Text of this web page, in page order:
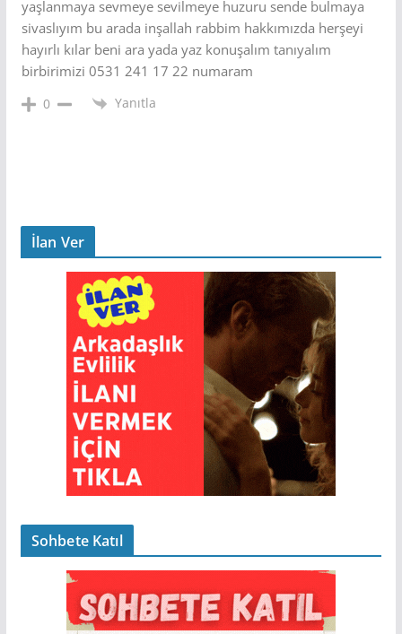
yaşlanmaya sevmeye sevilmeye huzuru sende bulmaya
sivaslıyım bu arada inşallah rabbim hakkımızda herşeyi
hayırlı kılar beni ara yada yaz konuşalım tanıyalım
birbirimizi 0531 241 17 22 numaram
0 Yanıtla
İlan Ver
Sohbete Katıl